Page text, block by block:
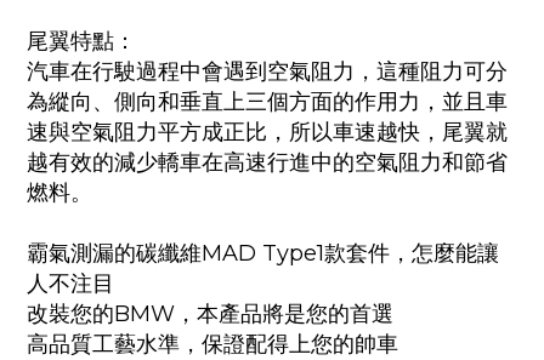
尾翼特點：
汽車在行駛過程中會遇到空氣阻力，這種阻力可分
為縱向、側向和垂直上三個方面的作用力，並且車
速與空氣阻力平方成正比，所以車速越快，尾翼就
越有效的減少轎車在高速行進中的空氣阻力和節省
燃料。
霸氣測漏的碳纖維MAD Type1款套件，怎麼能讓
人不注目
改裝您的BMW，本產品將是您的首選
高品質工藝水準，保證配得上您的帥車